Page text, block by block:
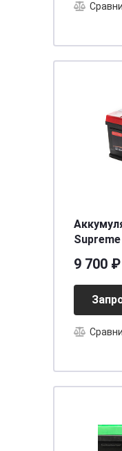
Supreme 6СТ-100 оп низ.
9 700 ₽